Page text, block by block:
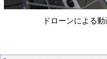
ドローンによる動